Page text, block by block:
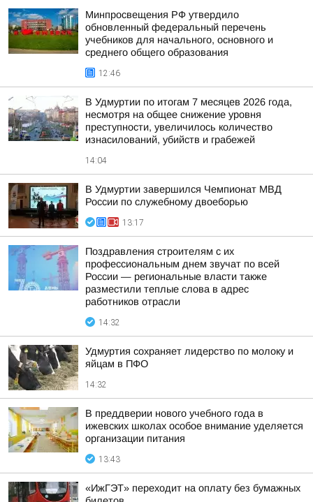
Минпросвещения РФ утвердило
обновленный федеральный перечень
учебников для начального, основного и
среднего общего образования
12:46
В Удмуртии по итогам 7 месяцев 2026 года,
несмотря на общее снижение уровня
преступности, увеличилось количество
изнасилований, убийств и грабежей
14:04
В Удмуртии завершился Чемпионат МВД
России по служебному двоеборью
13:17
Поздравления строителям с их
профессиональным днем звучат по всей
России — региональные власти также
разместили теплые слова в адрес
работников отрасли
14:32
Удмуртия сохраняет лидерство по молоку и
яйцам в ПФО
14:32
В преддверии нового учебного года в
ижевских школах особое внимание уделяется
организации питания
13:43
«ИжГЭТ» переходит на оплату без бумажных